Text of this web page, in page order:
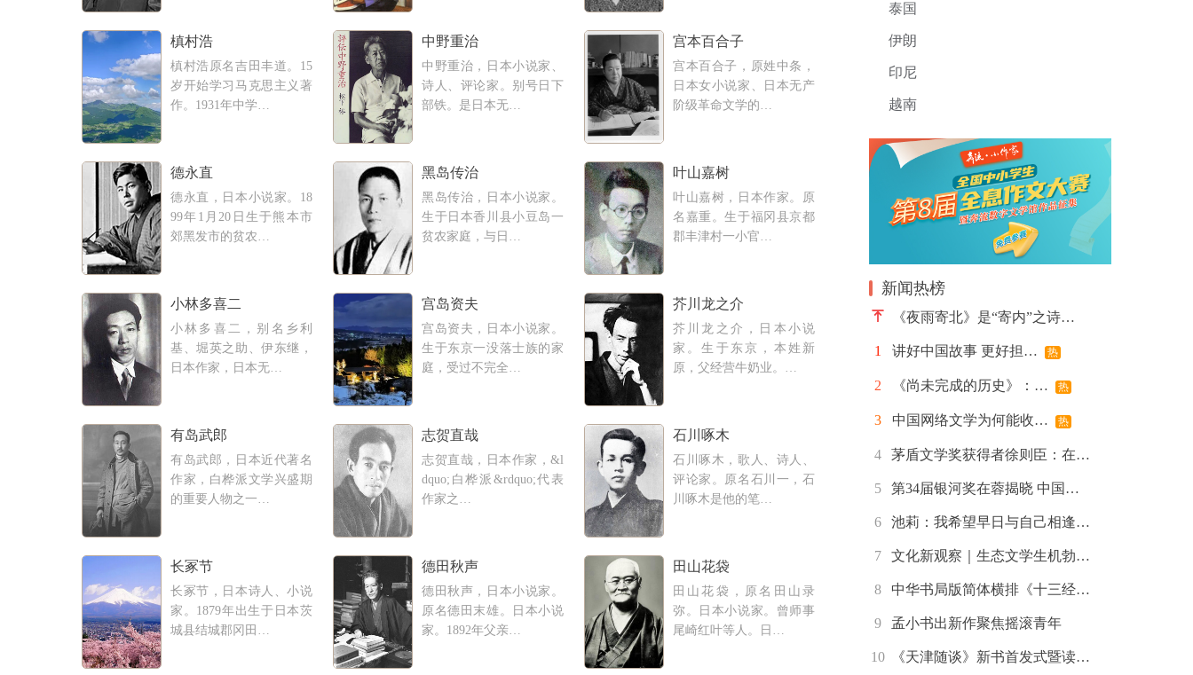
槙村浩
槙村浩原名吉田丰道。15
岁开始学习马克思主义著
作。1931年中学…
中野重治
中野重治，日本小说家、
诗人、评论家。别号日下
部铁。是日本无…
宫本百合子
宫本百合子，原姓中条，
日本女小说家、日本无产
阶级革命文学的…
德永直
德永直，日本小说家。18
99年1月20日生于熊本市
郊黑发市的贫农…
黑岛传治
黑岛传治，日本小说家。
生于日本香川县小豆岛一
贫农家庭，与日…
叶山嘉树
叶山嘉树，日本作家。原
名嘉重。生于福冈县京都
郡丰津村一小官…
小林多喜二
小林多喜二，别名乡利
基、堀英之助、伊东继，
日本作家，日本无…
宫岛资夫
宫岛资夫，日本小说家。
生于东京一没落士族的家
庭，受过不完全…
芥川龙之介
芥川龙之介，日本小说
家。生于东京，本姓新
原，父经营牛奶业。…
有岛武郎
有岛武郎，日本近代著名
作家，白桦派文学兴盛期
的重要人物之一…
志贺直哉
志贺直哉，日本作家，&l
dquo;白桦派&rdquo;代表
作家之…
石川啄木
石川啄木，歌人、诗人、
评论家。原名石川一，石
川啄木是他的笔…
长冢节
长冢节，日本诗人、小说
家。1879年出生于日本茨
城县结城郡冈田…
德田秋声
德田秋声，日本小说家。
原名德田末雄。日本小说
家。1892年父亲…
田山花袋
田山花袋，原名田山录
弥。日本小说家。曾师事
尾崎红叶等人。日…
泰国
伊朗
印尼
越南
新闻热榜
《夜雨寄北》是“寄内”之诗…
1 讲好中国故事 更好担… 热
2 《尚未完成的历史》：… 热
3 中国网络文学为何能收… 热
4 茅盾文学奖获得者徐则臣：在…
5 第34届银河奖在蓉揭晓 中国…
6 池莉：我希望早日与自己相逢…
7 文化新观察｜生态文学生机勃…
8 中华书局版简体横排《十三经…
9 孟小书出新作聚焦摇滚青年
10 《天津随谈》新书首发式暨读…